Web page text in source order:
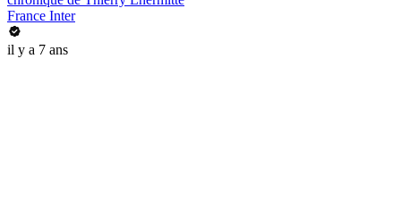
France Inter
il y a 7 ans